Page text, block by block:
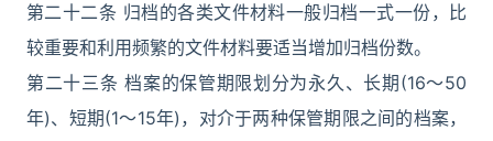
第二十二条 归档的各类文件材料一般归档一式一份，比
较重要和利用频繁的文件材料要适当增加归档份数。
第二十三条 档案的保管期限划分为永久、长期(16～50
年)、短期(1～15年)，对介于两种保管期限之间的档案，